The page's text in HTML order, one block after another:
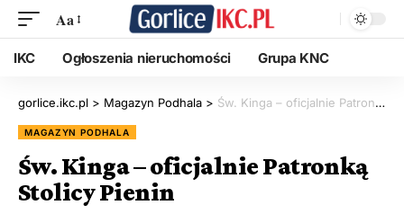
Aa
IKC Ogłoszenia nieruchomości Grupa KNC
gorlice.ikc.pl > Magazyn Podhala > Św. Kinga – oficjalnie Patronką Stolicy Pienin
MAGAZYN PODHALA
Św. Kinga – oficjalnie Patronką
Stolicy Pienin